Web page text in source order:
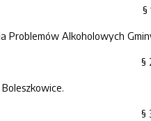
§
Alkoholowych
§
§